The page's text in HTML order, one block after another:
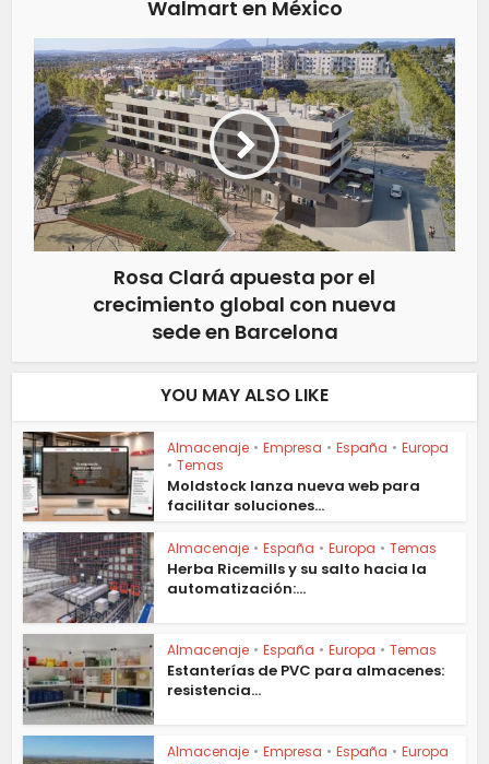
Walmart en México
Rosa Clará apuesta por el
crecimiento global con nueva
sede en Barcelona
YOU MAY ALSO LIKE
Almacenaje • Empresa • España • Europa
• Temas
Moldstock lanza nueva web para
facilitar soluciones...
Almacenaje • España • Europa • Temas
Herba Ricemills y su salto hacia la
automatización:...
Almacenaje • España • Europa • Temas
Estanterías de PVC para almacenes:
resistencia...
Almacenaje • Empresa • España • Europa